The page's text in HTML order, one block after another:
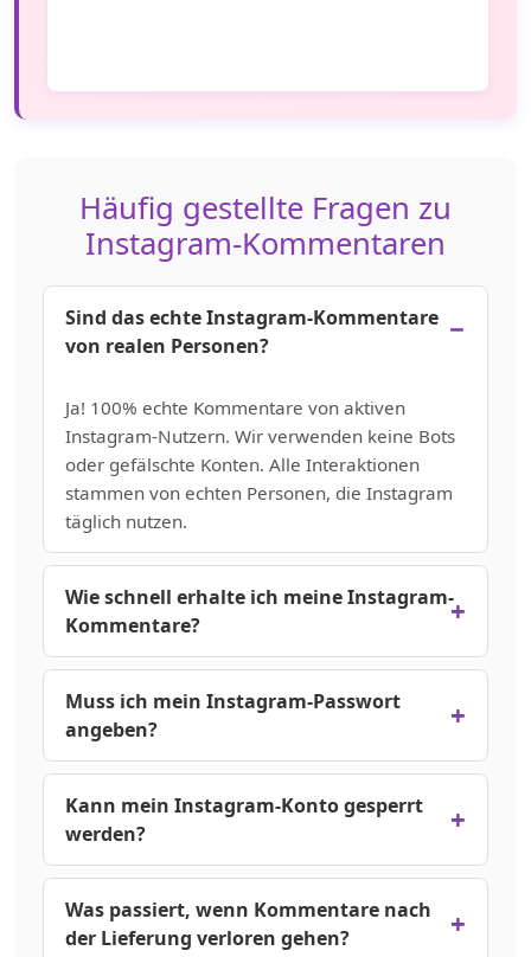
Häufig gestellte Fragen zu
Instagram-Kommentaren
Sind das echte Instagram-Kommentare
von realen Personen?
Ja! 100% echte Kommentare von aktiven
Instagram-Nutzern. Wir verwenden keine Bots
oder gefälschte Konten. Alle Interaktionen
stammen von echten Personen, die Instagram
täglich nutzen.
Wie schnell erhalte ich meine Instagram-
Kommentare?
Die Lieferung beginnt innerhalb von 10–60
Minuten nach der Zahlung. Je nach bestellter
Menge wird die vollständige Lieferung
normalerweise innerhalb von 24–48 Stunden
etwas länger dauern, starten aber sofort.
Muss ich mein Instagram-Passwort
angeben?
Auf keinen Fall! Wir benötigen nur die URL
Ihres Instagram-Beitrags. Ihr Passwort und Ihre
Kontoanmeldedaten sind niemals erforderlich.
So bleibt Ihr Konto 100% sicher.
Kann mein Instagram-Konto gesperrt
werden?
Nein. Alle Kommentare stammen von echten
Instagram-Nutzern mit echten Konten. Wir
verwenden keine Bots oder verletzen die
Was passiert, wenn Kommentare nach
der Lieferung verloren gehen?